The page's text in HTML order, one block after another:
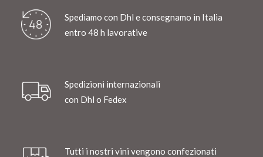
Spediamo con Dhl e consegnamo in Italia
entro 48 h lavorative
Spedizioni internazionali
con Dhl o Fedex
Tutti i nostri vini vengono confezionati